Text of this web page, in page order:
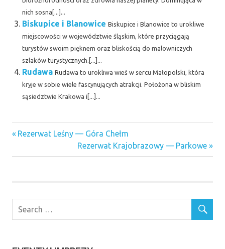
nich sosna[...]...
Biskupice i Blanowice Biskupice i Blanowice to urokliwe
miejscowości w województwie śląskim, które przyciągają
turystów swoim pięknem oraz bliskością do malowniczych
szlaków turystycznych.[...]...
Rudawa Rudawa to urokliwa wieś w sercu Małopolski, która
kryje w sobie wiele fascynujących atrakcji. Położona w bliskim
sąsiedztwie Krakowa i[...]...
Nawigacja
wpisu
Previous
Rezerwat Leśny — Góra Chełm
Next
Post:
Rezerwat Krajobrazowy — Parkowe